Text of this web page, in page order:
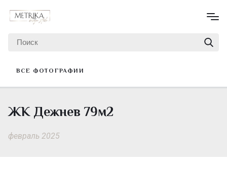
ВСЕ ФОТОГРАФИИ
ЖК Дежнев 79м2
февраль 2025